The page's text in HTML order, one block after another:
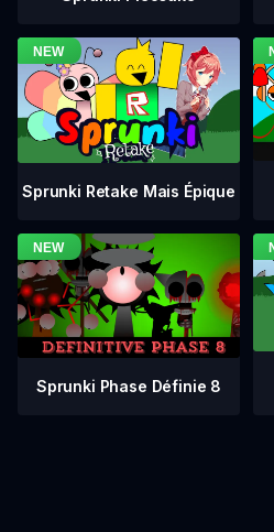
Sprunki Retake Mais Épique
Sprunki Phase Définie 8